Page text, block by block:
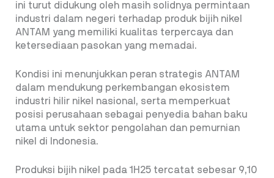
ini turut didukung oleh masih solidnya permintaan
industri dalam negeri terhadap produk bijih nikel
ANTAM yang memiliki kualitas terpercaya dan
ketersediaan pasokan yang memadai.
Kondisi ini menunjukkan peran strategis ANTAM
dalam mendukung perkembangan ekosistem
industri hilir nikel nasional, serta memperkuat
posisi perusahaan sebagai penyedia bahan baku
utama untuk sektor pengolahan dan pemurnian
nikel di Indonesia.
Produksi bijih nikel pada 1H25 tercatat sebesar 9,10